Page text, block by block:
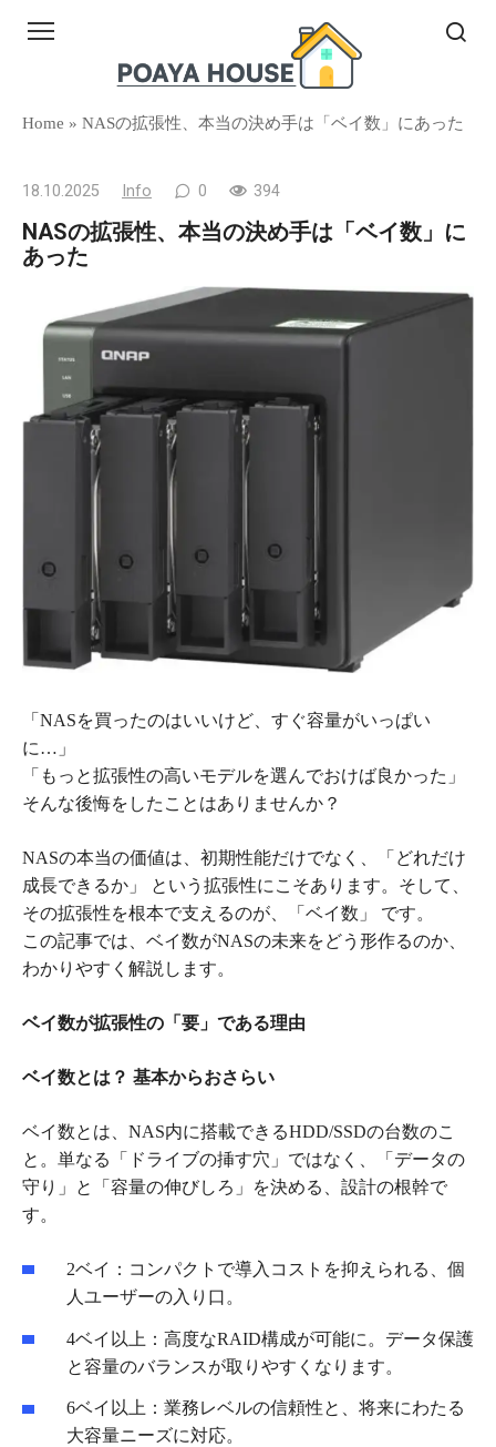
Home » NASの拡張性、本当の決め手は「ベイ数」にあった
18.10.2025 Info 0 394
NASの拡張性、本当の決め手は「ベイ数」に
あった
「NASを買ったのはいいけど、すぐ容量がいっぱい
に…」
「もっと拡張性の高いモデルを選んでおけば良かった」
そんな後悔をしたことはありませんか？
NASの本当の価値は、初期性能だけでなく、「どれだけ
成長できるか」 という拡張性にこそあります。そして、
その拡張性を根本で支えるのが、「ベイ数」 です。
この記事では、ベイ数がNASの未来をどう形作るのか、
わかりやすく解説します。
ベイ数が拡張性の「要」である理由
ベイ数とは？ 基本からおさらい
ベイ数とは、NAS内に搭載できるHDD/SSDの台数のこ
と。単なる「ドライブの挿す穴」ではなく、「データの
守り」と「容量の伸びしろ」を決める、設計の根幹で
す。
2ベイ：コンパクトで導入コストを抑えられる、個
人ユーザーの入り口。
4ベイ以上：高度なRAID構成が可能に。データ保護
と容量のバランスが取りやすくなります。
6ベイ以上：業務レベルの信頼性と、将来にわたる
大容量ニーズに対応。